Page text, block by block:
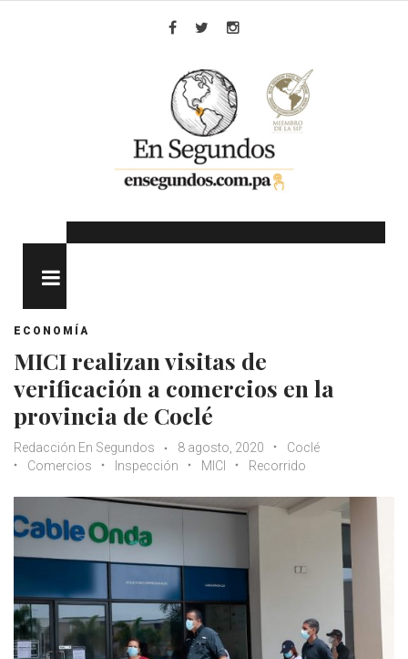
ECONOMÍA
MICI realizan visitas de
verificación a comercios en la
provincia de Coclé
Redacción En Segundos 8 agosto, 2020
Coclé
Comercios
Inspección MICI Recorrido